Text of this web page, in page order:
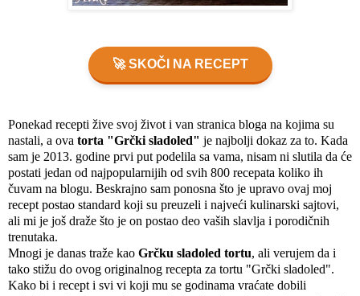
🚀 SKOČI NA RECEPT
Ponekad recepti žive svoj život i van stranica bloga na kojima su
nastali, a ova torta "Grčki sladoled" je najbolji dokaz za to. Kada
sam je 2013. godine prvi put podelila sa vama, nisam ni slutila da će
postati jedan od najpopularnijih od svih 800 recepata koliko ih
čuvam na blogu. Beskrajno sam ponosna što je upravo ovaj moj
recept postao standard koji su preuzeli i najveći kulinarski sajtovi,
ali mi je još draže što je on postao deo vaših slavlja i porodičnih
trenutaka.
Mnogi je danas traže kao Grčku sladoled tortu, ali verujem da i
tako stižu do ovog originalnog recepta za tortu "Grčki sladoled".
Kako bi i recept i svi vi koji mu se godinama vraćate dobili